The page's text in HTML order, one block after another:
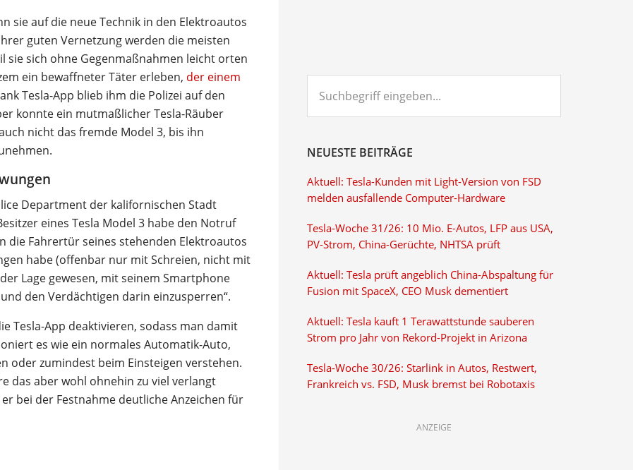
sie auf die neue Technik in den Elektroautos
guten Vernetzung werden die meisten
sie sich ohne Gegenmaßnahmen leicht orten
ein bewaffneter Täter erleben, der einem
Tesla-App blieb ihm die Polizei auf den
konnte ein mutmaßlicher Tesla-Räuber
nicht das fremde Model 3, bis ihn
Department der kalifornischen Stadt
eines Tesla Model 3 habe den Notruf
die Fahrertür seines stehenden Elektroautos
habe (offenbar nur mit Schreien, nicht mit
Lage gewesen, mit seinem Smartphone
den Verdächtigen darin einzusperren“.
Tesla-App deaktivieren, sodass man damit
es wie ein normales Automatik-Auto,
oder zumindest beim Einsteigen verstehen.
das aber wohl ohnehin zu viel verlangt
bei der Festnahme deutliche Anzeichen für
eingeben...
NEUESTE BEITRÄGE
Aktuell: Tesla-Kunden mit Light-Version von FSD
melden ausfallende Computer-Hardware
Tesla-Woche 31/26: 10 Mio. E-Autos, LFP aus USA,
PV-Strom, China-Gerüchte, NHTSA prüft
Aktuell: Tesla prüft angeblich China-Abspaltung für
Fusion mit SpaceX, CEO Musk dementiert
Aktuell: Tesla kauft 1 Terawattstunde sauberen
Strom pro Jahr von Rekord-Projekt in Arizona
Tesla-Woche 30/26: Starlink in Autos, Restwert,
Frankreich vs. FSD, Musk bremst bei Robotaxis
ANZEIGE